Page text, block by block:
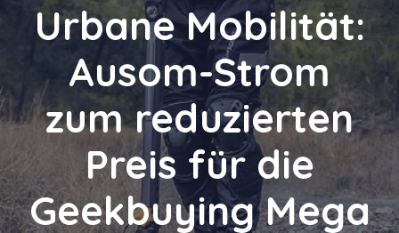
Urbane Mobilität:
Ausom-Strom
zum reduzierten
Preis für die
Geekbuying Mega